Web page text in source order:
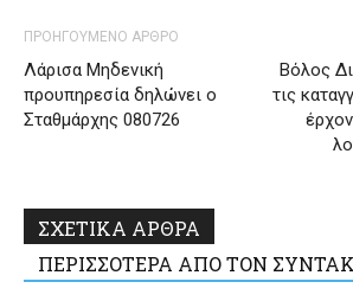
ΠΡΟΗΓΟΥΜΕΝΟ ΑΡΘΡΟ
Λάρισα Μηδενική
προυπηρεσία δηλώνει ο
Σταθμάρχης 080726
Βόλος
τις
ΣΧΕΤΙΚΑ ΑΡΘΡΑ
ΠΕΡΙΣΣΟΤΕΡΑ ΑΠΟ ΤΟΝ